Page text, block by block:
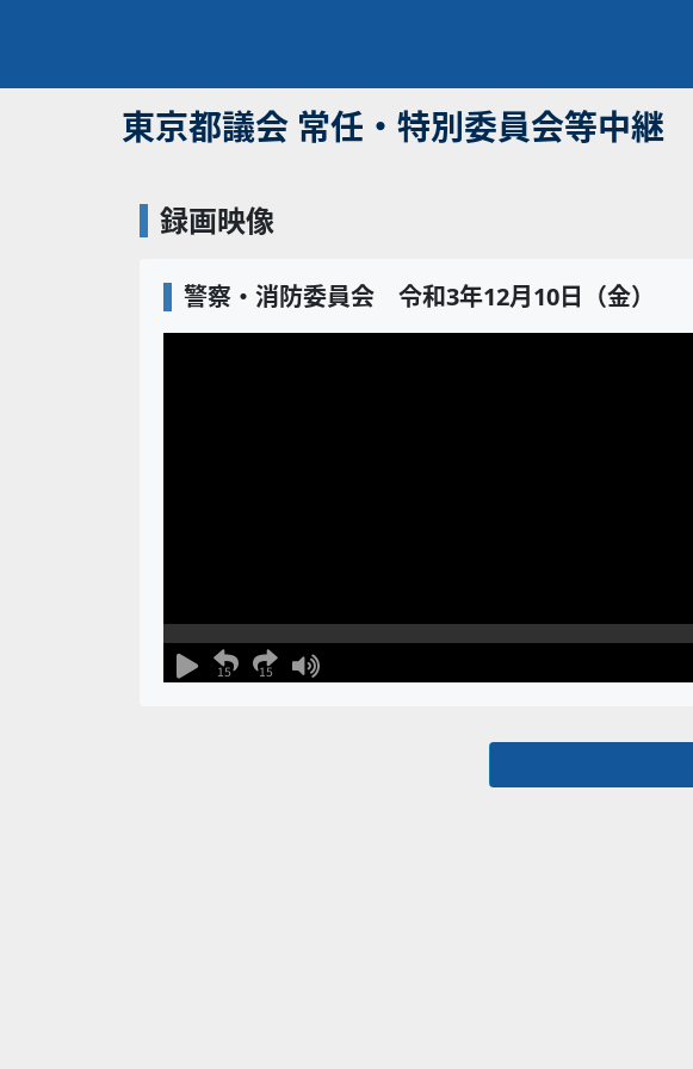
東京都議会 常任・特別委員会等中継
録画映像
警察・消防委員会 令和3年12月10日（金）